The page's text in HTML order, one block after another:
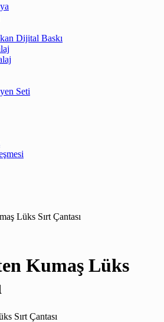
Dijital Baskı
Seti
Lüks Sırt Çantası
Kumaş Lüks
Sırt Çantası